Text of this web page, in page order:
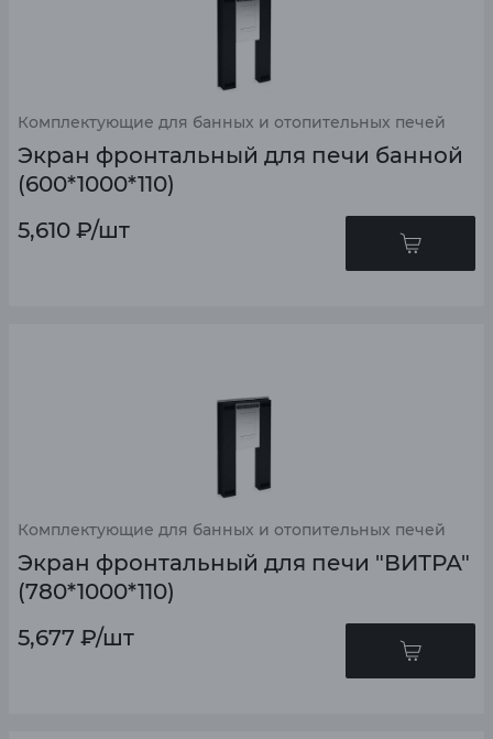
Комплектующие для банных и отопительных печей
Экран фронтальный для печи банной
(600*1000*110)
5,610 ₽/шт
Комплектующие для банных и отопительных печей
Экран фронтальный для печи "ВИТРА"
(780*1000*110)
5,677 ₽/шт